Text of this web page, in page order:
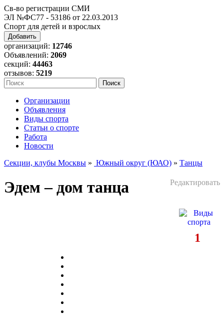
Св-во регистрации СМИ
ЭЛ №ФС77 - 53186 от 22.03.2013
Спорт для детей и взрослых
Добавить
организаций: 12746
Объявлений: 2069
секций: 44463
отзывов: 5219
Организации
Объявления
Виды спорта
Статьи о спорте
Работа
Новости
Секции, клубы Москвы » Южный округ (ЮАО) » Танцы
Редактировать
Эдем – дом танца
1